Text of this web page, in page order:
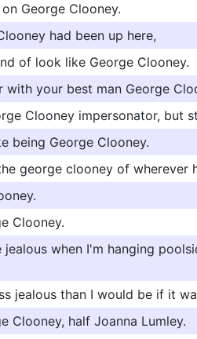
George Clooney.
had been up here,
of look like George Clooney.
with your best man George
Clooney impersonator, but
being George Clooney.
george clooney of wherever
Clooney.
jealous when I'm hanging
jealous than I would be if it
Clooney, half Joanna Lumley.